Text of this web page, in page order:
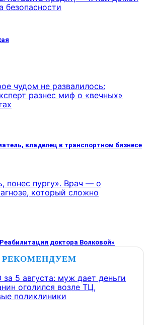
безопасности
чудом не развалилось:
разнес миф о «вечных»
владелец в транспортном бизнесе
понес пургу». Врач — о
который сложно
доктора Волковой»
РЕКОМЕНДУЕМ
5 августа: муж дает деньги
оголился возле ТЦ,
поликлиники